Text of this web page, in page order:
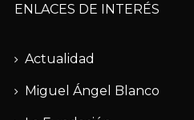
ENLACES DE INTERÉS
Actualidad
Miguel Ángel Blanco